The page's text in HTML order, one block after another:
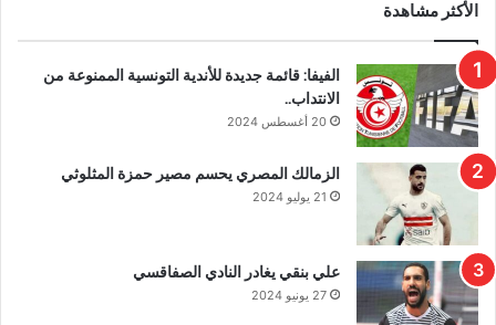
الأكثر مشاهدة
الفيفا: قائمة جديدة للأندية التونسية الممنوعة من
الانتداب..
20 أغسطس 2024
الزمالك المصري يحسم مصير حمزة المثلوثي
21 يوليو 2024
علي بنقي يغادر النادي الصفاقسي
27 يونيو 2024